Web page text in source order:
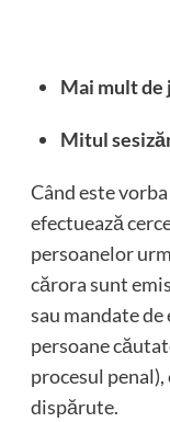
Mai mult de
Mitul
Când este
efectuează
persoanelor
cărora sunt
sau mandate
persoane
procesul
dispărute.